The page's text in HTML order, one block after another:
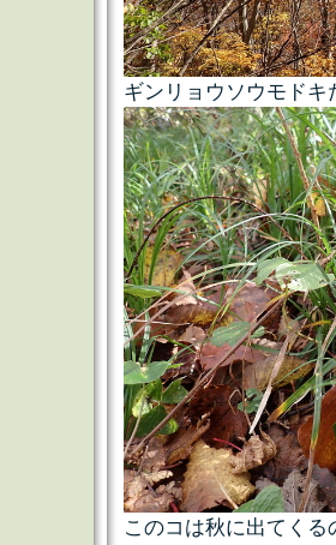
ギンリョウソウモドキ
このコは秋に出てく